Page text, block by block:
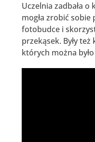
Uczelnia zadbała o
mogła zrobić
fotobudce i
przekąsek. Były
których można